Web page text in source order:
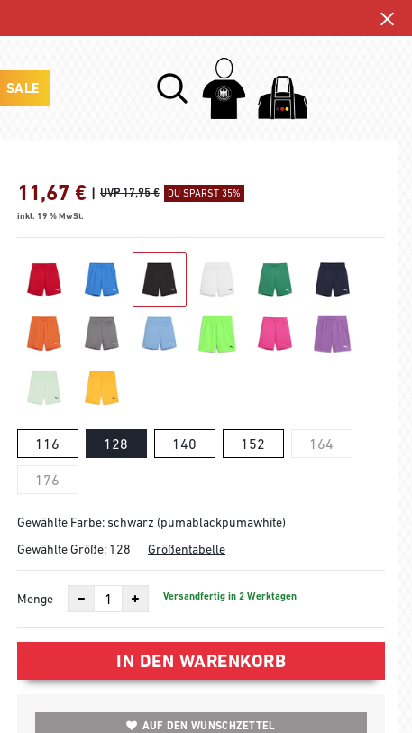
SALE
11,67 € | UVP 17,95 € DU SPARST 35%
inkl. 19 % MwSt.
116 128 140 152 164
176
Gewählte Farbe: schwarz (pumablackpumawhite)
Gewählte Größe: 128 Größentabelle
Menge Versandfertig in 2 Werktagen
IN DEN WARENKORB
AUF DEN WUNSCHZETTEL